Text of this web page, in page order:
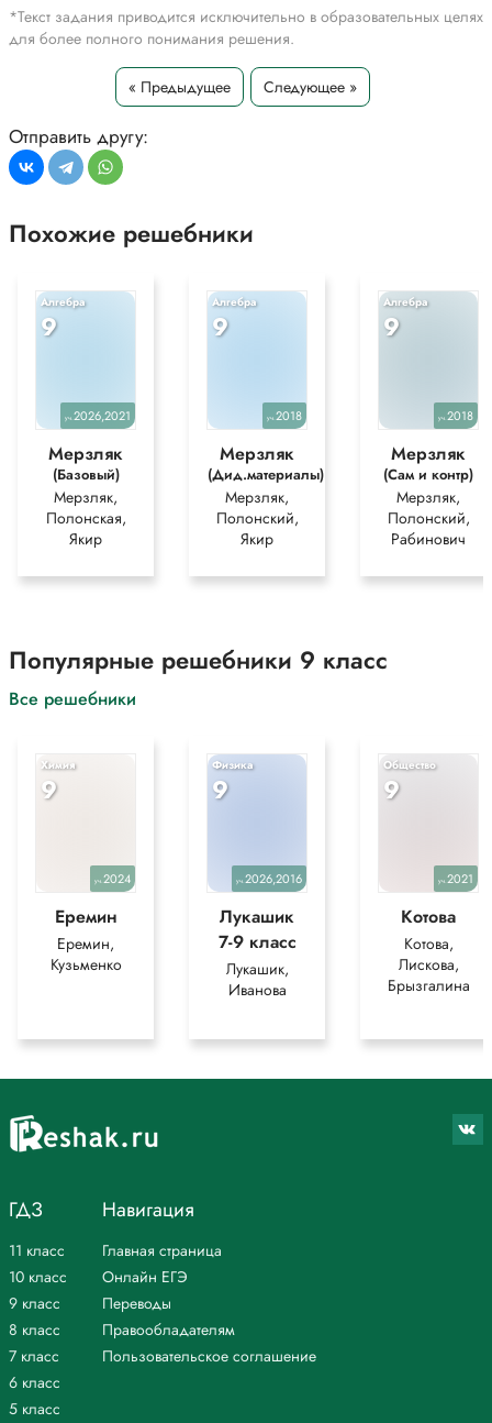
*Текст задания приводится исключительно в образовательных целях
для более полного понимания решения.
« Предыдущее Следующее »
Отправить другу:
Похожие решебники
Алгебра
9
уч.2026,2021
Мерзляк
(Базовый)
Мерзляк,
Полонская,
Якир
Алгебра
9
уч.2018
Мерзляк
(Дид.материалы)
Мерзляк,
Полонский,
Якир
Алгебра
9
уч.2018
Мерзляк
(Сам и контр)
Мерзляк,
Полонский,
Рабинович
Популярные решебники 9 класс
Все решебники
Химия
9
уч.2024
Еремин
Еремин,
Кузьменко
Физика
9
уч.2026,2016
Лукашик
7-9 класс
Лукашик,
Иванова
Общество
9
уч.2021
Котова
Котова,
Лискова,
Брызгалина
ГДЗ
11 класс
10 класс
9 класс
8 класс
7 класс
6 класс
5 класс
Навигация
Главная страница
Онлайн ЕГЭ
Переводы
Правообладателям
Пользовательское соглашение